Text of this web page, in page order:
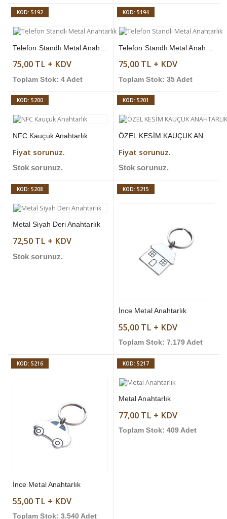
KOD: 5192
75,00 TL + KDV
Toplam Stok: 4 Adet
KOD: 5194
75,00 TL + KDV
Toplam Stok: 35 Adet
KOD: 5200
NFC Kauçuk Anahtarlık
Fiyat sorunuz.
Stok sorunuz.
KOD: 5201
Fiyat sorunuz.
Stok sorunuz.
KOD: 5208
Metal Siyah Deri Anahtarlık
72,50 TL + KDV
Stok sorunuz.
KOD: 5215
İnce Metal Anahtarlık
55,00 TL + KDV
Toplam Stok: 7.179 Adet
KOD: 5216
İnce Metal Anahtarlık
55,00 TL + KDV
Toplam Stok: 3.540 Adet
KOD: 5217
Metal Anahtarlık
77,00 TL + KDV
Toplam Stok: 409 Adet